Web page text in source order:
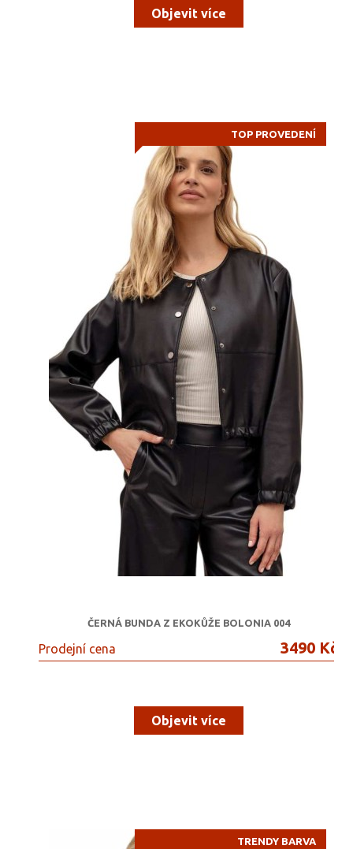
Objevit více
TOP PROVEDENÍ
ČERNÁ BUNDA Z EKOKŮŽE BOLONIA 004
Prodejní cena 3490 Kč
Objevit více
TRENDY BARVA